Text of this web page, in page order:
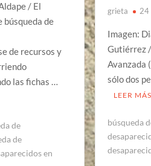
/ El
de
de recursos y
las fichas …
de
de
en
grieta 24
Imagen:
Gutiérrez
Avanzada
sólo dos
LEER MÁS
búsqueda